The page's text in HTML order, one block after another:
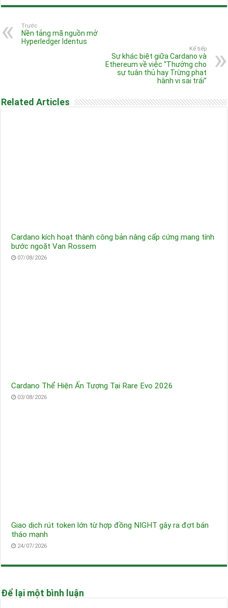
Trước
Nền tảng mã nguồn mở
Hyperledger Identus
Kế tiếp
Sự khác biệt giữa Cardano và
Ethereum về việc “Thưởng cho
sự tuân thủ hay Trừng phạt
hành vi sai trái”
Related Articles
Cardano kích hoạt thành công bản nâng cấp cứng mang tính
bước ngoặt Van Rossem
07/08/2026
Cardano Thể Hiện Ấn Tượng Tại Rare Evo 2026
03/08/2026
Giao dịch rút token lớn từ hợp đồng NIGHT gây ra đợt bán
tháo mạnh
24/07/2026
Để lại một bình luận